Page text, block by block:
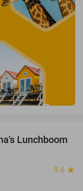
39%
Lunchboom
9.6 star